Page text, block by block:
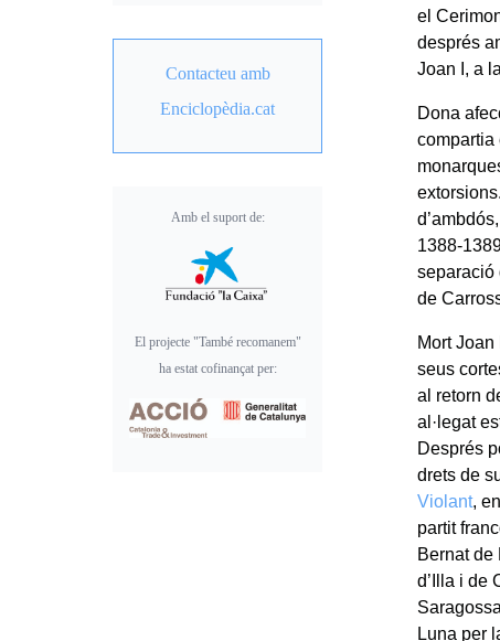
el
després
Joan I, a
Dona
compartia
1388-
separació
de
Mort
seus
al retorn
al·legat
Després
drets de
Violant,
partit
Bernat
d’Illa i de
Luna per
Contacteu amb
Enciclopèdia.cat
Amb el suport de:
El projecte "També recomanem"
ha estat cofinançat per: